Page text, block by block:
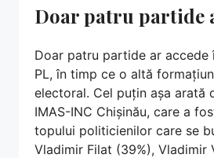
Doar patru partide
Doar patru partide ar accede
PL, în timp ce o altă
electoral. Cel puțin așa arată
IMAS-INC Chișinău, care a
topului politicienilor care se
Vladimir Filat (39%), Vladimir